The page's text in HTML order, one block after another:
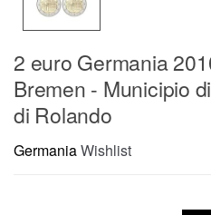
2 euro Germania
Bremen - Municipio
di Rolando
GermaniaWishlist